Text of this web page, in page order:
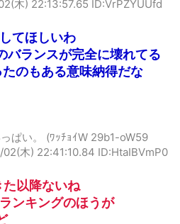
てほしいわ
ランスが完全に壊れてる
ぱい。 (ﾜｯﾁｮｲW 29b1-oW59
以降ないね
ンキングのほうが